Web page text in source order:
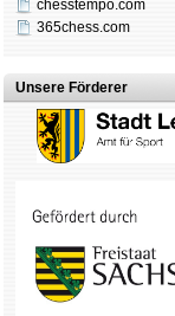
chesstempo.com
365chess.com
Unsere Förderer